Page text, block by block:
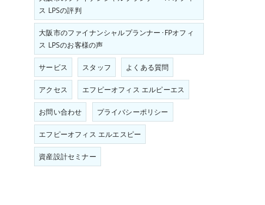
ス LPSの評判
大阪市のファイナンシャルプランナー･FPオフィ
ス LPSのお客様の声
サービス スタッフ よくある質問
アクセス エフピーオフィス エルピーエス
お問い合わせ プライバシーポリシー
エフピーオフィス エルエスピー
資産設計セミナー